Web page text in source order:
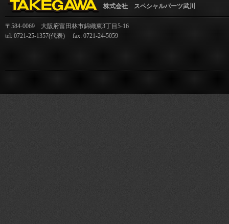
株式会社 スペシャルパーツ武川
〒584-0069 大阪府富田林市錦織東3丁目5-16
tel: 0721-25-1357(代表) fax: 0721-24-5059